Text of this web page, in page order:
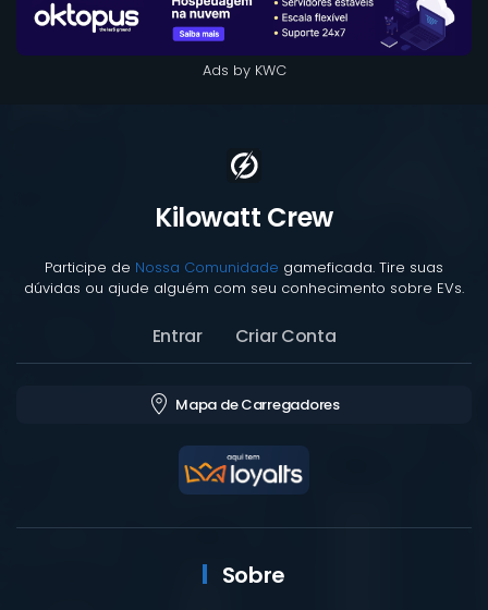
Ads by KWC
Kilowatt Crew
Participe de Nossa Comunidade gameficada. Tire suas
dúvidas ou ajude alguém com seu conhecimento sobre EVs.
Entrar Criar Conta
Mapa de Carregadores
Sobre